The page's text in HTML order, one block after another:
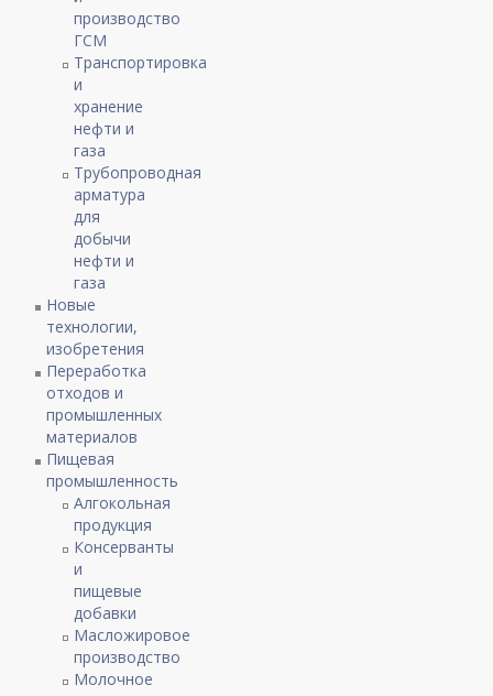
производство
ГСМ
Транспортировка
и
хранение
нефти и
газа
Трубопроводная
арматура
для
добычи
нефти и
газа
Новые
технологии,
изобретения
Переработка
отходов и
промышленных
материалов
Пищевая
промышленность
Алгокольная
продукция
Консерванты
и
пищевые
добавки
Масложировое
производство
Молочное